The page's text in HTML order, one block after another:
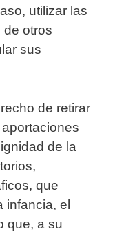
utilizar las
de otros
sus
de retirar
de la
que
infancia, el
que, a su